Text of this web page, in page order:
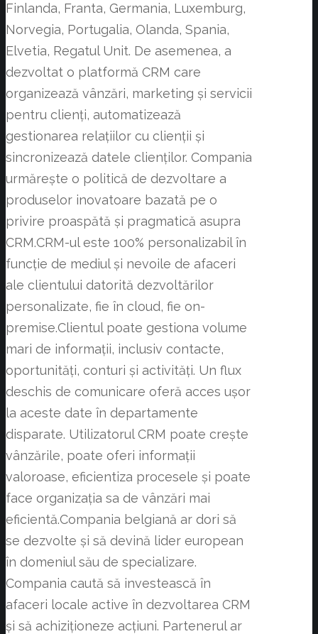
Finlanda, Franta, Germania, Luxemburg,
Norvegia, Portugalia, Olanda, Spania,
Elvetia, Regatul Unit. De asemenea, a
dezvoltat o platformă CRM care
organizează vânzări, marketing și servicii
pentru clienți, automatizează
gestionarea relațiilor cu clienții și
sincronizează datele clienților. Compania
urmărește o politică de dezvoltare a
produselor inovatoare bazată pe o
privire proaspătă și pragmatică asupra
CRM.CRM-ul este 100% personalizabil în
funcție de mediul și nevoile de afaceri
ale clientului datorită dezvoltărilor
personalizate, fie în cloud, fie on-
premise.Clientul poate gestiona volume
mari de informații, inclusiv contacte,
oportunități, conturi și activități. Un flux
deschis de comunicare oferă acces ușor
la aceste date în departamente
disparate. Utilizatorul CRM poate crește
vânzările, poate oferi informații
valoroase, eficientiza procesele și poate
face organizația sa de vânzări mai
eficientă.Compania belgiană ar dori să
se dezvolte și să devină lider european
în domeniul său de specializare.
Compania caută să investească în
afaceri locale active în dezvoltarea CRM
și să achiziționeze acțiuni. Partenerul ar